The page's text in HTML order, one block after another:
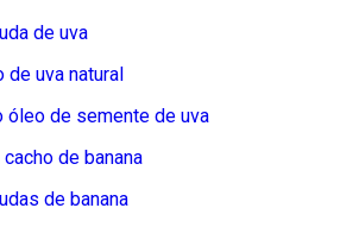
de uva
uva natural
óleo de semente de uva
de banana
de banana